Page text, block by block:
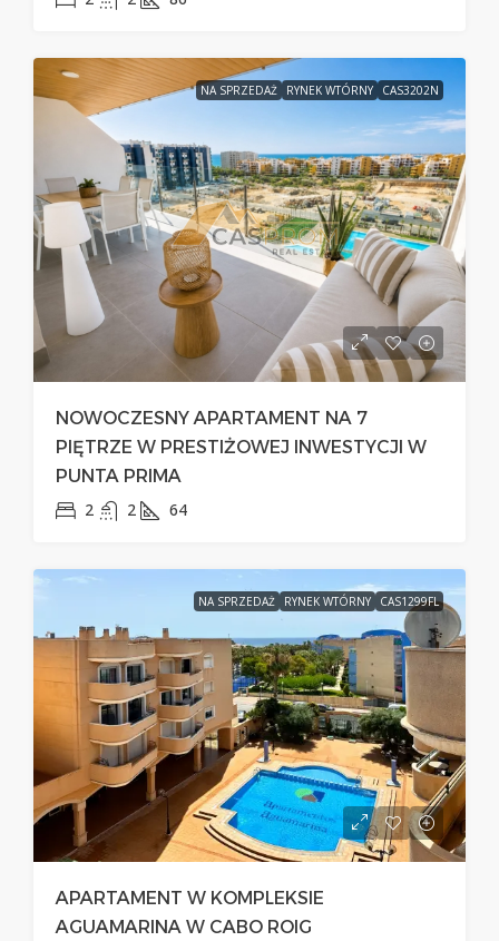
NA SPRZEDAŻ RYNEK WTÓRNY CAS3202N
NOWOCZESNY APARTAMENT NA 7
PIĘTRZE W PRESTIŻOWEJ INWESTYCJI W
PUNTA PRIMA
2
2 64
NA SPRZEDAŻ RYNEK WTÓRNY CAS1299FL
APARTAMENT W KOMPLEKSIE
AGUAMARINA W CABO ROIG